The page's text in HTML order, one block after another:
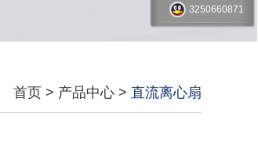
3250660871
首页 > 产品中心 > 直流离心扇